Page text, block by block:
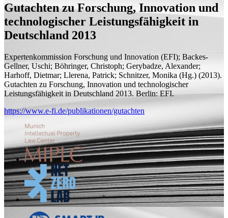
Gutachten zu Forschung, Innovation und
technologischer Leistungsfähigkeit in
Deutschland 2013
Expertenkommission Forschung und Innovation (EFI); Backes-
Gellner, Uschi; Böhringer, Christoph; Gerybadze, Alexander;
Harhoff, Dietmar; Llerena, Patrick; Schnitzer, Monika (Hg.) (2013).
Gutachten zu Forschung, Innovation und technologischer
Leistungsfähigkeit in Deutschland 2013. Berlin: EFI.
https://www.e-fi.de/publikationen/gutachten